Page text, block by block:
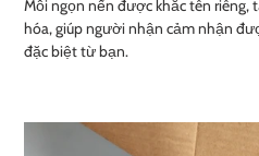
Mỗi ngọn nến được khắc tên riêng,
hóa, giúp người nhận cảm nhận
đặc biệt từ bạn.